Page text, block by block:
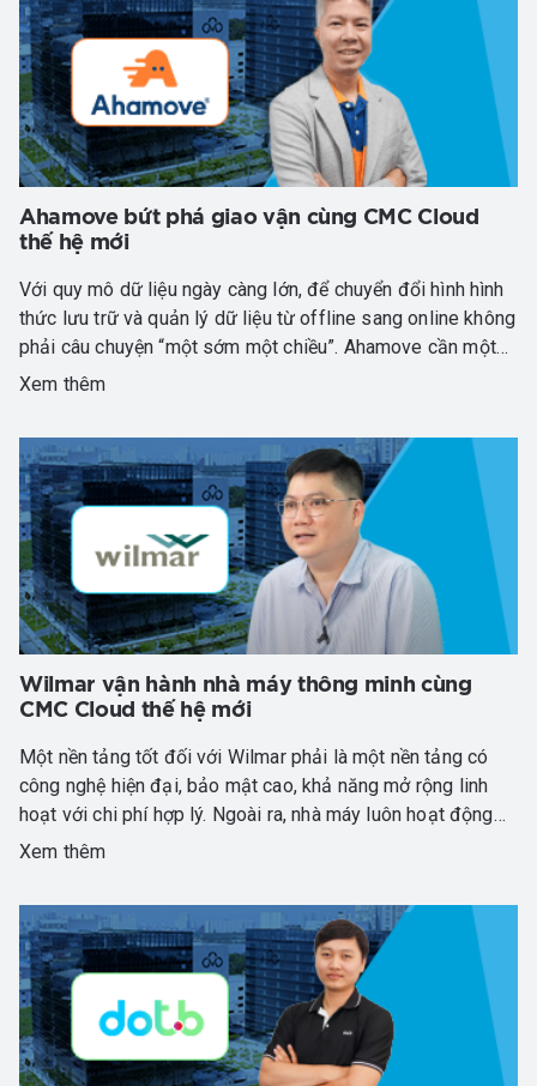
Ahamove bứt phá giao vận cùng CMC Cloud
thế hệ mới
Với quy mô dữ liệu ngày càng lớn, để chuyển đổi hình hình
thức lưu trữ và quản lý dữ liệu từ offline sang online không
phải câu chuyện “một sớm một chiều”. Ahamove cần một
hạ tầng có tính ổn định cao, có khả năng đảm bảo truy
giá kỹ lưỡng, Ahamove đã lựa chọn giải pháp điện toán
đám mây “Make in Vietnam” của CMC Telecom - CMC
Cloud để triển khai cho hạ tầng mới của mình.
Xem thêm
Wilmar vận hành nhà máy thông minh cùng
CMC Cloud thế hệ mới
Một nền tảng tốt đối với Wilmar phải là một nền tảng có
công nghệ hiện đại, bảo mật cao, khả năng mở rộng linh
hoạt với chi phí hợp lý. Ngoài ra, nhà máy luôn hoạt động
24/7, sự cố có thể xảy ra bất chợt vào giữa đêm, Wimar
động sản xuất, giảm thiểu tối đa thời gian chết của hệ
thống. CMC Cloud đã đáp ứng được toàn bộ những yêu
cầu này của Wilmar.
Xem thêm